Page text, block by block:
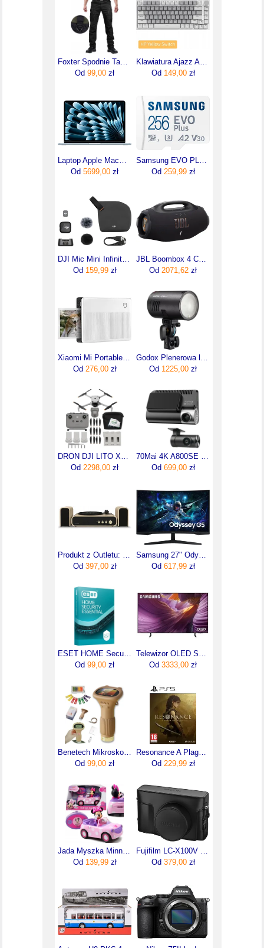
Foxter Spodnie Taktyczne Turystyczne Wojskowe Bojówki Rozmiar M
Od 99,00 zł
Klawiatura Ajazz AK820
Od 149,00zł
Laptop Apple MacBook Air 13,6"/M5/16GB/512GB/macOS (MDHH4ZEA)
Od 5699,00 zł
Samsung EVO PLUS microSDXC 256GB UHS-I U3 (MB-MC256SA/EU)
Od 259,99zł
DJI Mic Mini Infinity Black - nadajnik
Od 159,99zł
JBL Boombox 4 Czarny
Od 2071,62 zł
Xiaomi Mi Portable Photo Printer 1S
Od 276,00zł
Godox Plenerowa lampa błyskowa AD100Pro II
Od 1225,00 zł
DRON DJI LITO X1 FLY MORE COMBO (DJI RC-N3)
Od 2298,00 zł
70Mai 4K A800SE Dual Set
Od 699,00zł
Produkt z Outletu: Crolsey Gramofon retro z głośnikami Crosley GIG CR6035A-NA, AUX, Bluetooth
Od 397,00zł
Samsung 27" Odyssey G5 (LS27CG552EUXEN)
Od 617,99zł
ESET HOME Security Essential (1 urządzenie / 1 rok)
Od 99,00 zł
Telewizor OLED Samsung QE55S85FAU 55 cali 4K UHD
Od 3333,00 zł
Benetech Mikroskop Cyfrowy Optyczny Kieszonkowy dla Dzieci Led Przybliżenie 1000X Hd (NM150BR)
Od 99,00 zł
Resonance A Plague Tale Legacy (Gra PS5)
Od 229,99zł
Jada Myszka Minnie Zdalnie Sterowany Samochód Minnie 3074001
Od 139,99zł
Fujifilm LC-X100V etui dla X100V i X100VI
Od 379,00zł